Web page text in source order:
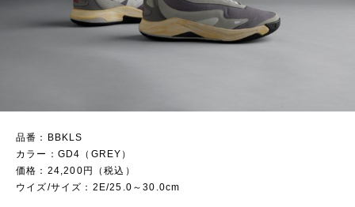
品番：BBKLS
カラー：GD4（GREY）
価格：24,200円（税込）
ウイズ/サイズ：2E/25.0～30.0cm